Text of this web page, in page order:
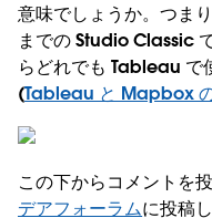
意味でしょうか。つま
までの Studio Classic
らどれでも Tableau で
(Tableau と Mapbox
この下からコメントを投
デアフォーラムに投稿